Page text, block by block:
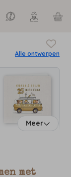
Alle ontwerpen
Meer
met